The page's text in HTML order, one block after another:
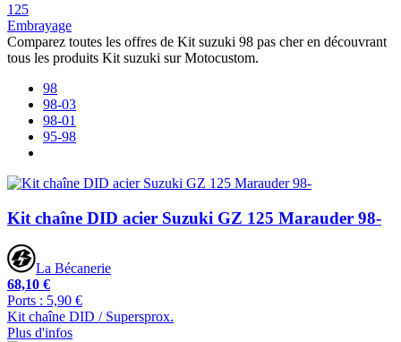
125
Embrayage
Comparez toutes les offres de Kit suzuki 98 pas cher en découvrant
tous les produits Kit suzuki sur Motocustom.
98
98-03
98-01
95-98
Kit chaîne DID acier Suzuki GZ 125 Marauder 98-
La Bécanerie
68,10 €
Ports : 5,90 €
Kit chaîne DID / Supersprox.
Plus d'infos